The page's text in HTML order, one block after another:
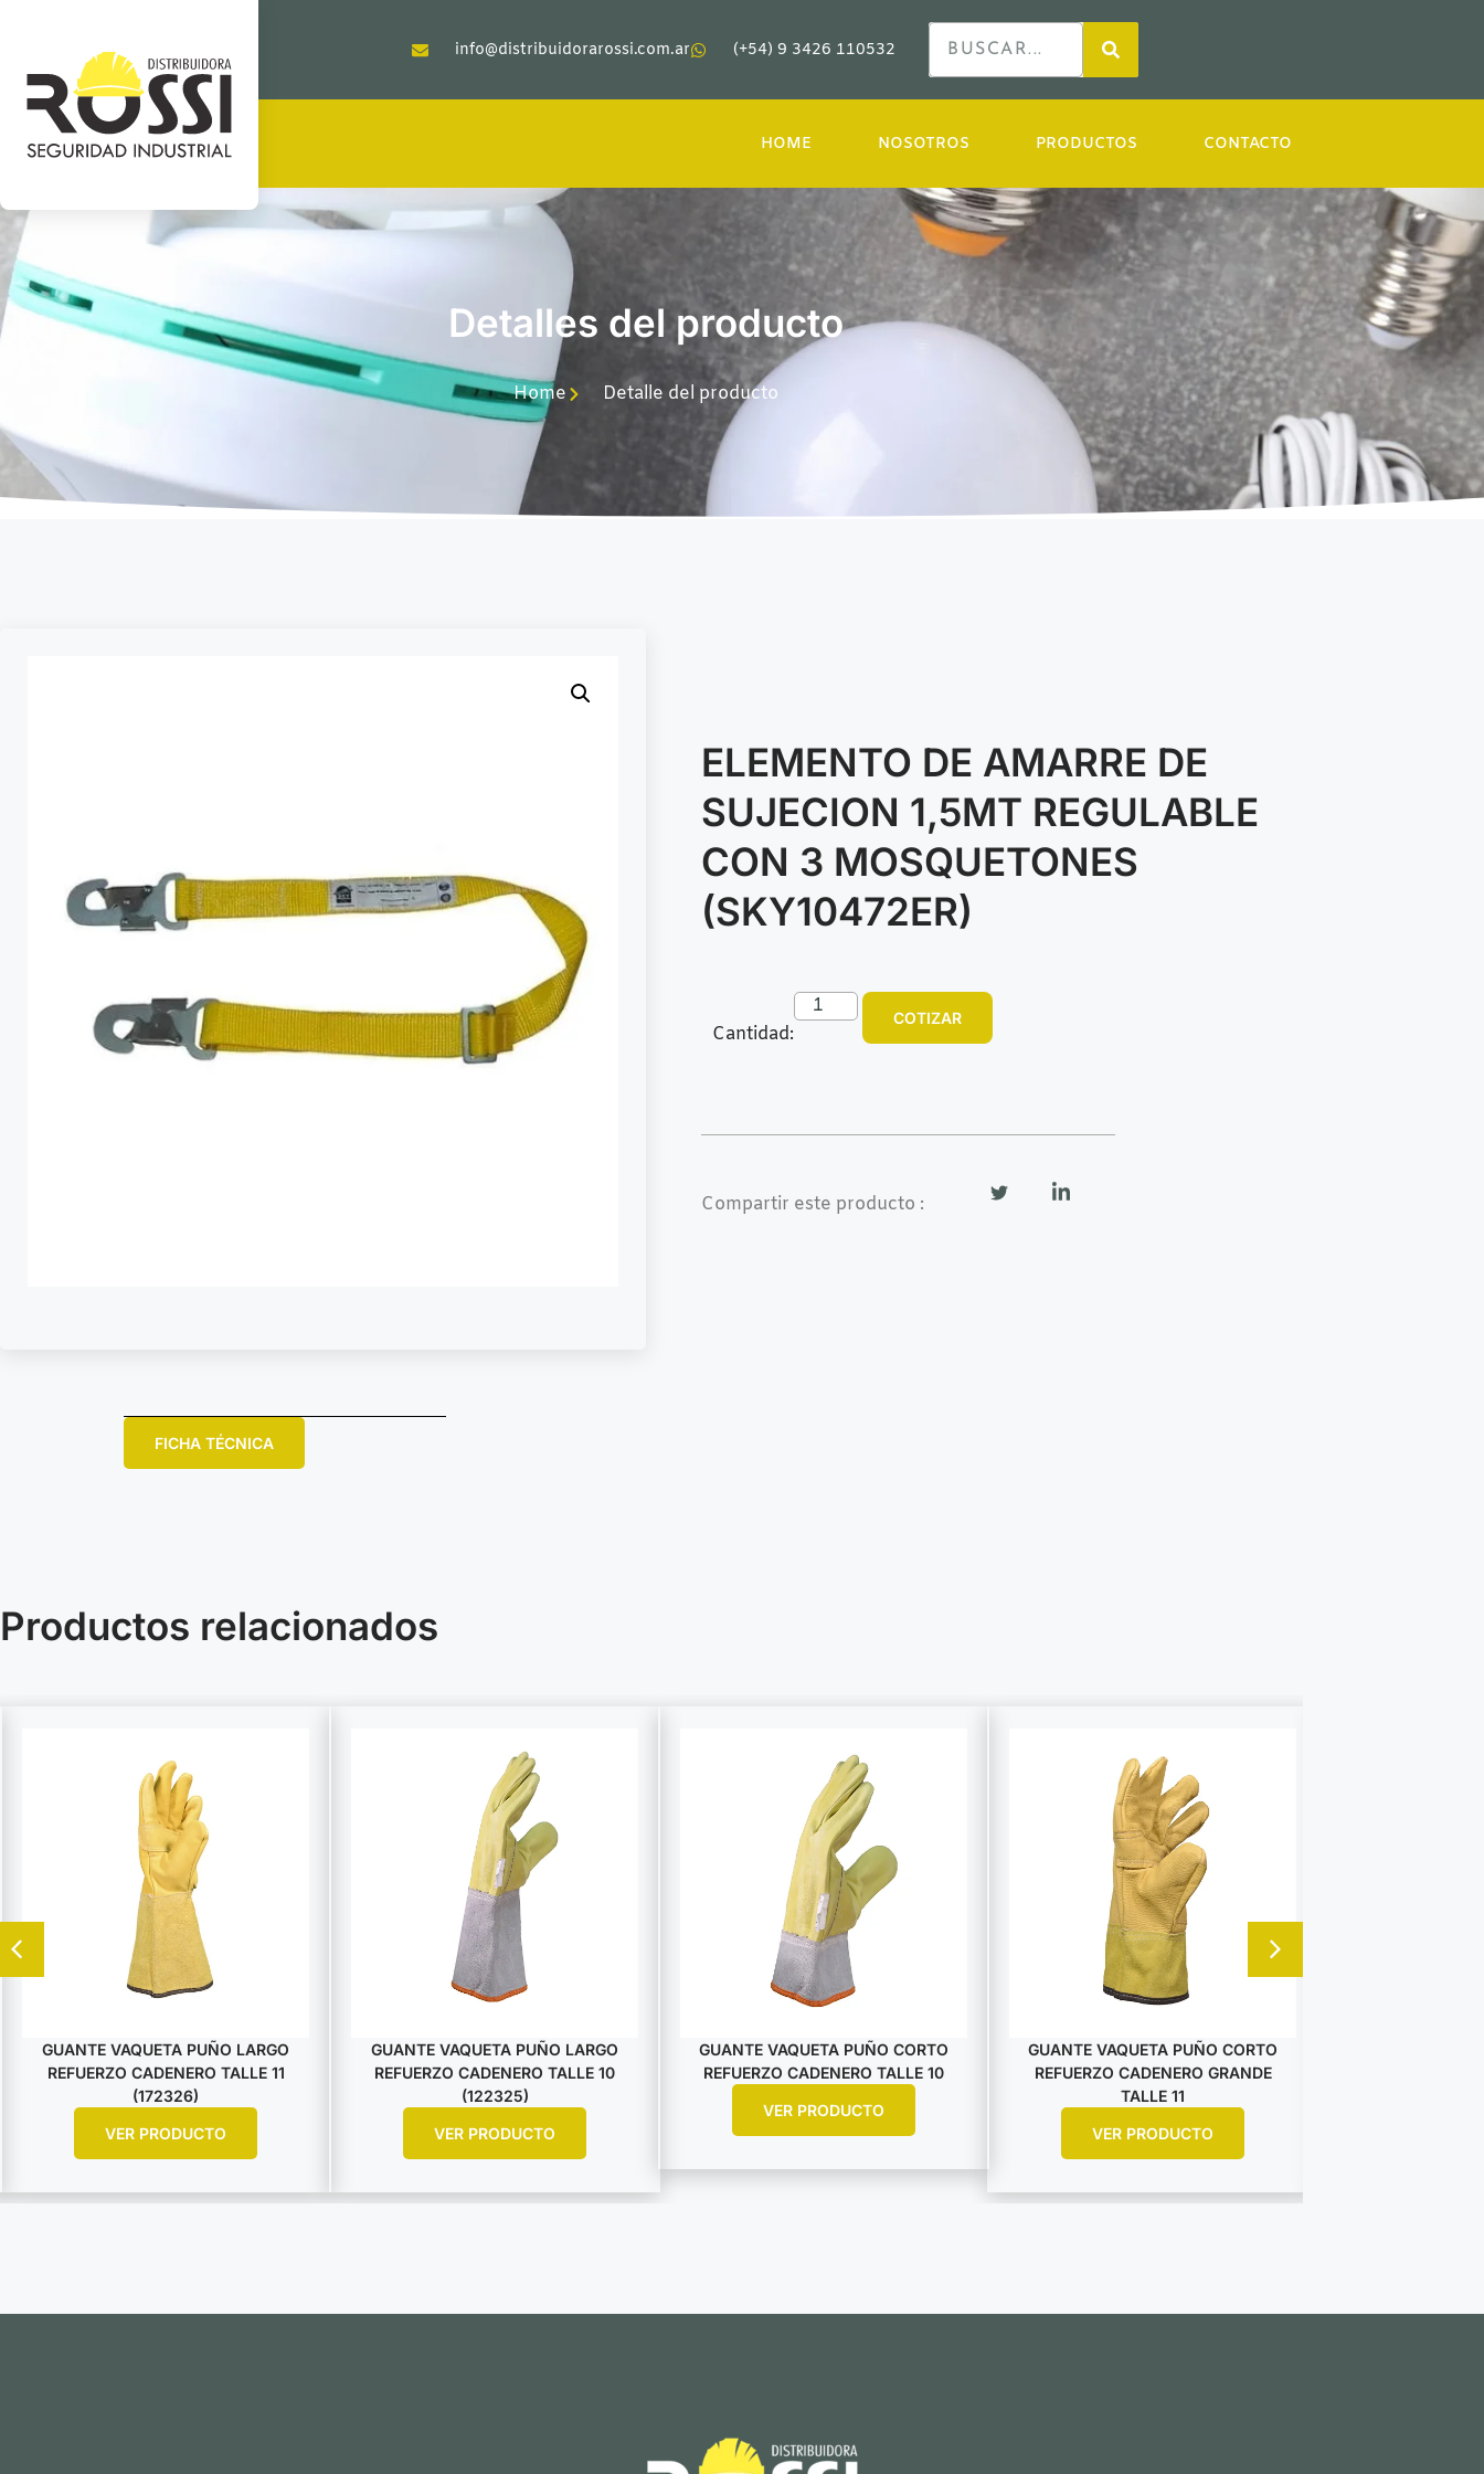
info@distribuidorarossi.com.ar (+54) 9 3426 110532
HOME NOSOTROS PRODUCTOS CONTACTO
Detalles del producto
Home Detalle del producto
ELEMENTO DE AMARRE DE
SUJECION 1,5MT REGULABLE
CON 3 MOSQUETONES
(SKY10472ER)
Cantidad:
COTIZAR
Compartir este producto :
FICHA TÉCNICA
Productos relacionados
GUANTE VAQUETA PUÑO LARGO
REFUERZO CADENERO TALLE 11
(172326)
VER PRODUCTO
GUANTE VAQUETA PUÑO LARGO
REFUERZO CADENERO TALLE 10
(122325)
VER PRODUCTO
GUANTE VAQUETA PUÑO CORTO
REFUERZO CADENERO TALLE 10
VER PRODUCTO
GUANTE VAQUETA PUÑO CORTO
REFUERZO CADENERO GRANDE
TALLE 11
VER PRODUCTO